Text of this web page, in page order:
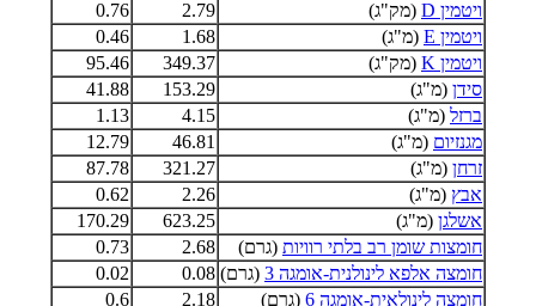
ויטמין D
(מק"ג) 2.79
0.76
ויטמין E
(מ"ג) 1.68
0.46
ויטמין K
(מק"ג) 349.37
95.46
סידן (מ"ג) 153.29
41.88
ברזל (מ"ג) 4.15
1.13
מגנזיום (מ"ג) 46.81
12.79
זרחן (מ"ג) 321.27
87.78
אבץ (מ"ג) 2.26
0.62
אשלגן (מ"ג) 623.25
170.29
חומצות שומן רב בלתי רוויות (גרם) 2.68
0.73
חומצה אלפא לינולנית-אומגה 3
(גרם) 0.08
0.02
חומצה לינולאית-אומגה 6
(גרם) 2.18
0.6